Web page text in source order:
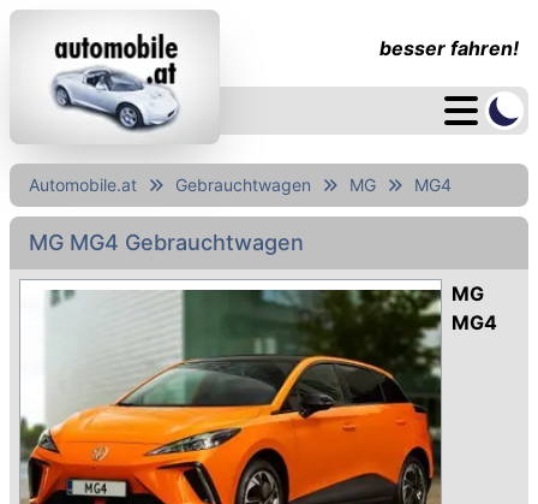
besser fahren!
Automobile.at Gebrauchtwagen MG MG4
MG MG4 Gebrauchtwagen
MG
MG4